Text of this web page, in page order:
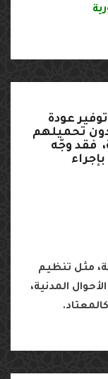
توفير عودة
تحميلهم
فقد وجّه
بإجراء
مثل تنظيم
الأحوال المدنية،
كالمعتاد.